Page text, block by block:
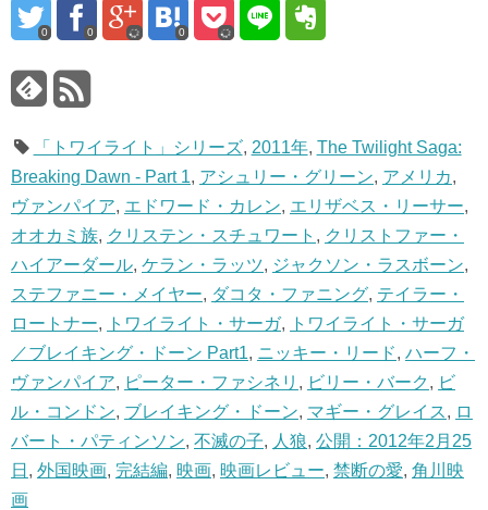
0 0 0
「トワイライト」シリーズ, 2011年, The Twilight Saga:
Breaking Dawn - Part 1, アシュリー・グリーン, アメリカ,
ヴァンパイア, エドワード・カレン, エリザベス・リーサー,
オオカミ族, クリステン・スチュワート , クリストファー・
ハイアーダール, ケラン・ラッツ, ジャクソン・ラスボーン,
ステファニー・メイヤー, ダコタ・ファニング, テイラー・
ロートナー, トワイライト・サーガ,
トワイライト・サーガ
／ブレイキング・ドーン Part1, ニッキー・リード, ハーフ・
ヴァンパイア, ピーター・ファシネリ , ビリー・バーク , ビ
ル・コンドン, ブレイキング・ドーン, マギー・グレイス, ロ
バート・パティンソン, 不滅の子, 人狼, 公開：2012年2月25
日 , 外国映画, 完結編, 映画, 映画レビュー, 禁断の愛, 角川映
画